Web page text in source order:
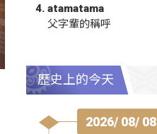
atamatama
父字輩的稱呼
歷史上的今天
2026/ 08/ 08